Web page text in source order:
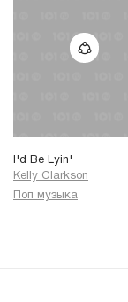
I'd Be Lyin'
Kelly Clarkson
Поп музыка